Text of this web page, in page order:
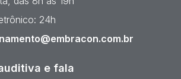
24h
e fala